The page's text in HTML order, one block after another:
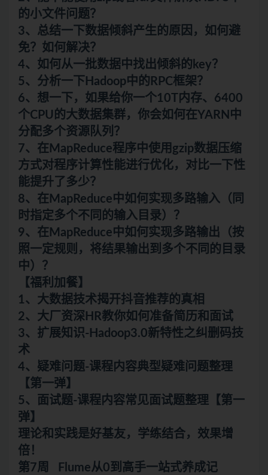
的小文件问题？
3、总结一下数据倾斜产生的原因，如何避
免？如何解决？
4、如何从一批数据中找出倾斜的key？
5、分析一下Hadoop中的RPC框架？
6、想一下，如果给你一个10T内存、6400
个CPU的大数据集群，你会如何在YARN中
分配多个资源队列？
7、在MapReduce程序中使用gzip数据压缩
方式对程序计算性能进行优化，对比一下性
能提升了多少？
8、在MapReduce中如何实现多路输入（同
时指定多个不同的输入目录）？
9、在MapReduce中如何实现多路输出（按
照一定规则，将结果输出到多个不同的目录
中）？
【福利加餐】
1、大数据技术揭开抖音推荐的真相
2、大厂资深HR教你如何准备简历和 面试
3、扩展知识-Hadoop3.0新特性之纠删码技
术
4、疑难问题-课程内容典型疑难问题整理
【第一弹】
5、面试题-课程内容常见面试题整理【第一
弹】
理论和实践是好基友，学练结合，效果增
倍！
第7周 Flume从0到高手一站式养成记